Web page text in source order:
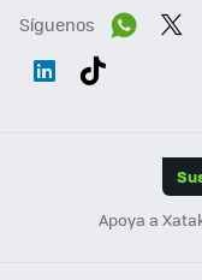
Síguenos
Apoya a